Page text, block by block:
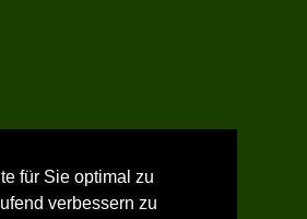
für Sie optimal zu
verbessern zu